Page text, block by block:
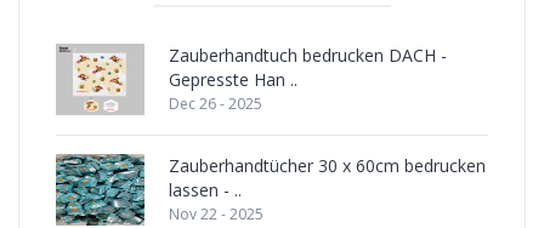
Zauberhandtuch bedrucken DACH -
Gepresste Han ..
Dec 26 - 2025
Zauberhandtücher 30 x 60cm bedrucken
lassen - ..
Nov 22 - 2025